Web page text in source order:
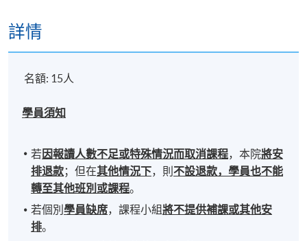
詳情
名額: 15人
學員須知
若因報讀人數不足或特殊情況而取消課程，本院將安
排退款；但在其他情況下，則不設退款，學員也不能
轉至其他班別或課程。
若個別學員缺席，課程小組將不提供補課或其他安
排。